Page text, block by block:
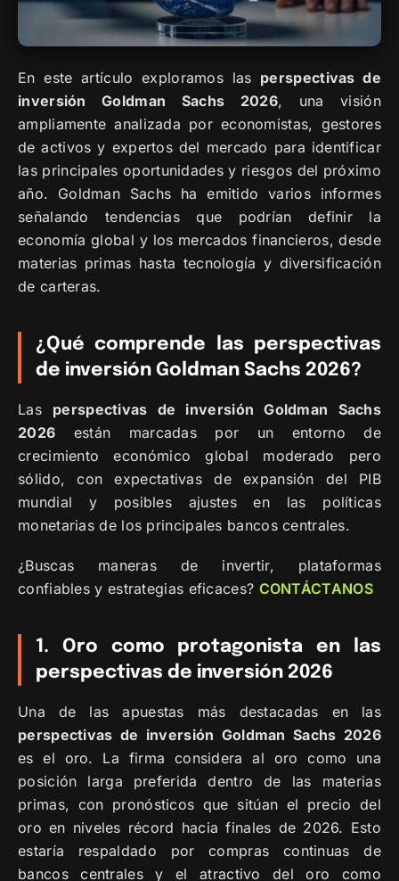
En este artículo exploramos las perspectivas de
inversión Goldman Sachs 2026, una visión
ampliamente analizada por economistas, gestores
de activos y expertos del mercado para identificar
las principales oportunidades y riesgos del próximo
año. Goldman Sachs ha emitido varios informes
señalando tendencias que podrían definir la
economía global y los mercados financieros, desde
materias primas hasta tecnología y diversificación
de carteras.
¿Qué comprende las perspectivas
de inversión Goldman Sachs 2026?
Las perspectivas de inversión Goldman Sachs
2026 están marcadas por un entorno de
crecimiento económico global moderado pero
sólido, con expectativas de expansión del PIB
mundial y posibles ajustes en las políticas
monetarias de los principales bancos centrales.
¿Buscas maneras de invertir, plataformas
confiables y estrategias eficaces? CONTÁCTANOS
1. Oro como protagonista en las
perspectivas de inversión 2026
Una de las apuestas más destacadas en las
perspectivas de inversión Goldman Sachs 2026
es el oro. La firma considera al oro como una
posición larga preferida dentro de las materias
primas, con pronósticos que sitúan el precio del
oro en niveles récord hacia finales de 2026. Esto
estaría respaldado por compras continuas de
bancos centrales y el atractivo del oro como